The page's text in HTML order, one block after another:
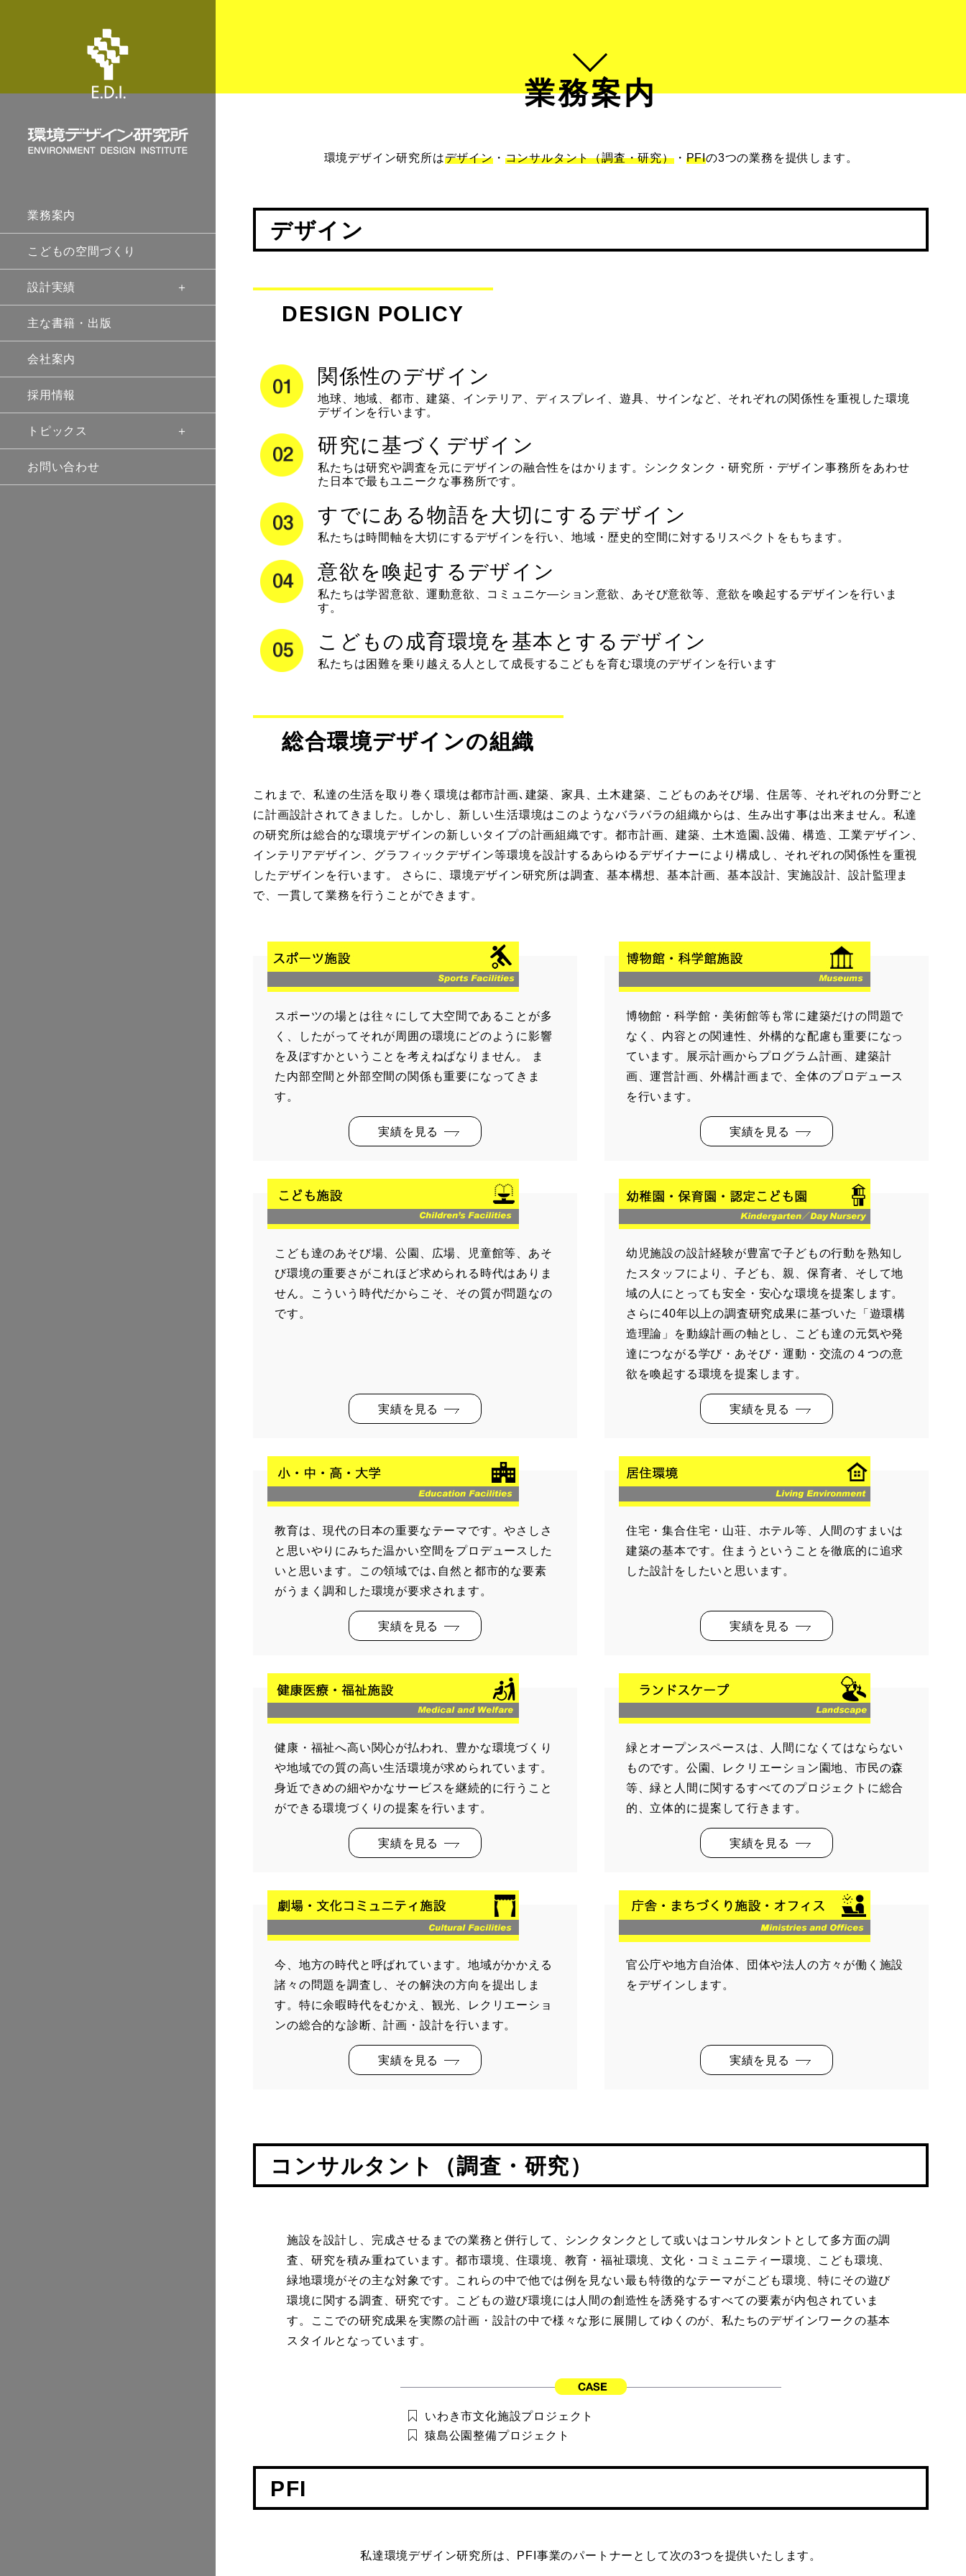
業務案内
こどもの空間づくり
設計実績
主な書籍・出版
会社案内
採用情報
トピックス
お問い合わせ
業務案内
環境デザイン研究所はデザイン・ コンサルタント（調査・研究）・ PFIの3つの業務を提供します。
デザイン
DESIGN POLICY
関係性のデザイン
地球、地域、都市、建築、インテリア、ディスプレイ、遊具、サインなど、それぞれの関係性を重視した環境
デザインを行います。
研究に基づくデザイン
私たちは研究や調査を元にデザインの融合性をはかります。シンクタンク・研究所・デザイン事務所をあわせ
た日本で最もユニークな事務所です。
すでにある物語を大切にするデザイン
私たちは時間軸を大切にするデザインを行い、地域・歴史的空間に対するリスペクトをもちます。
意欲を喚起するデザイン
私たちは学習意欲、運動意欲、コミュニケ―ション意欲、あそび意欲等、意欲を喚起するデザインを行いま
す。
こどもの成育環境を基本とするデザイン
私たちは困難を乗り越える人として成長するこどもを育む環境のデザインを行います
総合環境デザインの組織
これまで、私達の生活を取り巻く環境は都市計画､建築、家具、土木建築、こどものあそび場、住居等、それぞれの分野ごと
に計画設計されてきました。しかし、新しい生活環境はこのようなバラバラの組織からは、生み出す事は出来ません。私達
の研究所は総合的な環境デザインの新しいタイプの計画組織です。都市計画、建築、土木造園､設備、構造、工業デザイン、
インテリアデザイン、グラフィックデザイン等環境を設計するあらゆるデザイナーにより構成し、それぞれの関係性を重視
したデザインを行います。 さらに、環境デザイン研究所は調査、基本構想、基本計画、基本設計、実施設計、設計監理ま
で、一貫して業務を行うことができます。
スポーツの場とは往々にして大空間であることが多
く、したがってそれが周囲の環境にどのように影響
を及ぼすかということを考えねばなりません。 ま
た内部空間と外部空間の関係も重要になってきま
す。
実績を見る
博物館・科学館・美術館等も常に建築だけの問題で
なく、内容との関連性、外構的な配慮も重要になっ
ています。展示計画からプログラム計画、建築計
画、運営計画、外構計画まで、全体のプロデュース
を行います。
実績を見る
こども達のあそび場、公園、広場、児童館等、あそ
び環境の重要さがこれほど求められる時代はありま
せん。こういう時代だからこそ、その質が問題なの
です。
実績を見る
幼児施設の設計経験が豊富で子どもの行動を熟知し
たスタッフにより、子ども、親、保育者、そして地
域の人にとっても安全・安心な環境を提案します。
さらに40年以上の調査研究成果に基づいた「遊環構
造理論」を動線計画の軸とし、こども達の元気や発
達につながる学び・あそび・運動・交流の４つの意
欲を喚起する環境を提案します。
実績を見る
教育は、現代の日本の重要なテーマです。やさしさ
と思いやりにみちた温かい空間をプロデュースした
いと思います。この領域では､自然と都市的な要素
がうまく調和した環境が要求されます。
実績を見る
住宅・集合住宅・山荘、ホテル等、人間のすまいは
建築の基本です。住まうということを徹底的に追求
した設計をしたいと思います。
実績を見る
健康・福祉へ高い関心が払われ、豊かな環境づくり
や地域での質の高い生活環境が求められています。
身近できめの細やかなサービスを継続的に行うこと
ができる環境づくりの提案を行います。
実績を見る
緑とオープンスペースは、人間になくてはならない
ものです。公園、レクリエーション園地、市民の森
等、緑と人間に関するすべてのプロジェクトに総合
的、立体的に提案して行きます。
実績を見る
今、地方の時代と呼ばれています。地域がかかえる
諸々の問題を調査し、その解決の方向を提出しま
す。特に余暇時代をむかえ、観光、レクリエーショ
ンの総合的な診断、計画・設計を行います。
実績を見る
官公庁や地方自治体、団体や法人の方々が働く施設
をデザインします。
実績を見る
コンサルタント（調査・研究）
施設を設計し、完成させるまでの業務と併行して、シンクタンクとして或いはコンサルタントとして多方面の調
査、研究を積み重ねています。都市環境、住環境、教育・福祉環境、文化・コミュニティー環境、こども環境、
緑地環境がその主な対象です。これらの中で他では例を見ない最も特徴的なテーマがこども環境、特にその遊び
環境に関する調査、研究です。こどもの遊び環境には人間の創造性を誘発するすべての要素が内包されていま
す。ここでの研究成果を実際の計画・設計の中で様々な形に展開してゆくのが、私たちのデザインワークの基本
スタイルとなっています。
いわき市文化施設プロジェクト
猿島公園整備プロジェクト
PFI
私達環境デザイン研究所は、PFI事業のパートナーとして次の3つを提供いたします。